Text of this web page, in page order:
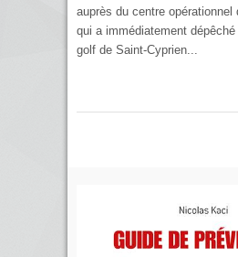
auprès du centre opérationnel
qui a immédiatement
golf de Saint-Cyprien...